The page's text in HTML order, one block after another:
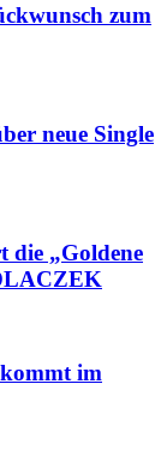
zum
neue Single
„Goldene
im